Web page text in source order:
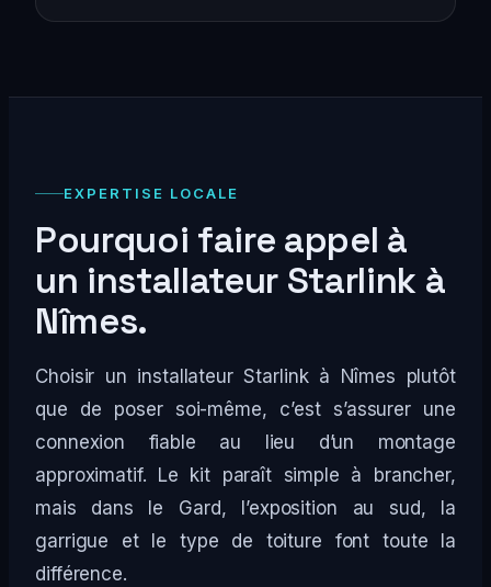
EXPERTISE LOCALE
Pourquoi faire appel à
un installateur Starlink à
Nîmes.
Choisir un installateur Starlink à Nîmes plutôt
que de poser soi-même, c’est s’assurer une
connexion fiable au lieu d’un montage
approximatif. Le kit paraît simple à brancher,
mais dans le Gard, l’exposition au sud, la
garrigue et le type de toiture font toute la
différence.